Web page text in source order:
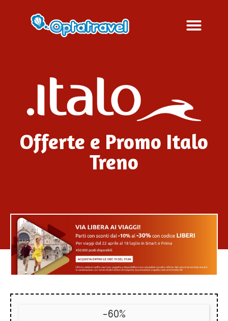
Offerte e Promo Italo
Treno
-60%